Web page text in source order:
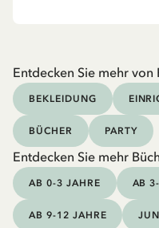
Entdecken Sie mehr
BEKLEIDUNG
BÜCHER PARTY
Entdecken Sie mehr
AB 0-3 JAHRE AB
AB 9-12 JAHRE